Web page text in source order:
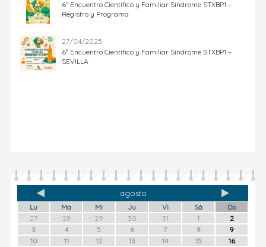
6º Encuentro Científico y Familiar Síndrome STXBP1 –
Registro y Programa
27/04/2025
6º Encuentro Científico y Familiar Síndrome STXBP1 –
SEVILLA
agosto
Lu Ma Mi Ju Vi Sá
Do
27
28 29 30 31 1
2
3
4 5 6 7 8
9
10
11 12 13 14 15
16